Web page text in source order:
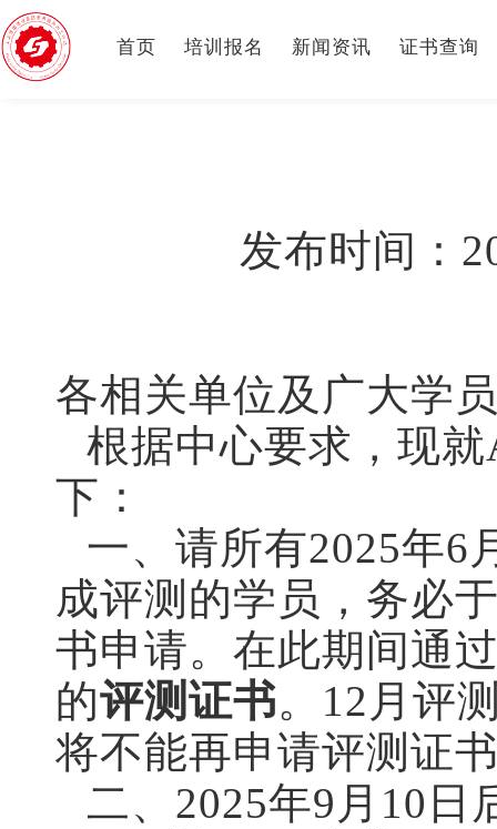
首页 培训报名 新闻资讯 证书查询
发布时间：
各相关单位及广大学
根据中心要求，现就
下：
一、请所有2025年6
成评测的学员，务必
书申请。在此期间通
的评测证书。 12 月评
将不能再申请评测证
二、 2025年9 月 10 日